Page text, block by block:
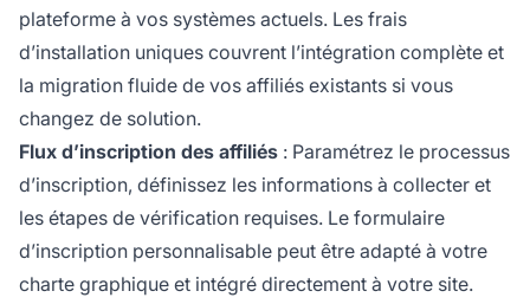
plateforme à vos systèmes actuels. Les frais
d’installation uniques couvrent l’intégration complète et
la migration fluide de vos affiliés existants si vous
changez de solution.
Flux d’inscription des affiliés : Paramétrez le processus
d’inscription, définissez les informations à collecter et
les étapes de vérification requises. Le formulaire
d’inscription personnalisable peut être adapté à votre
charte graphique et intégré directement à votre site.